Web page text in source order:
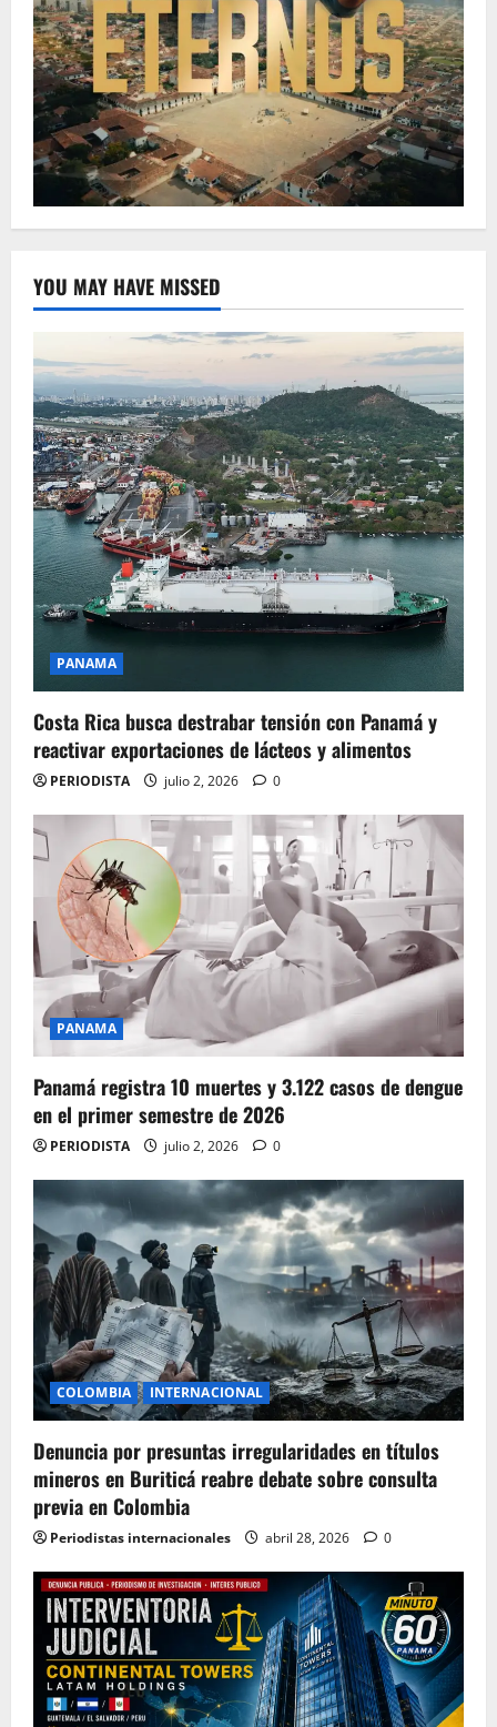
YOU MAY HAVE MISSED
PANAMA
Costa Rica busca destrabar tensión con Panamá y
reactivar exportaciones de lácteos y alimentos
PERIODISTA julio 2, 2026 0
PANAMA
Panamá registra 10 muertes y 3.122 casos de dengue
en el primer semestre de 2026
PERIODISTA julio 2, 2026 0
COLOMBIA INTERNACIONAL
Denuncia por presuntas irregularidades en títulos
mineros en Buriticá reabre debate sobre consulta
previa en Colombia
Periodistas internacionales abril 28, 2026 0